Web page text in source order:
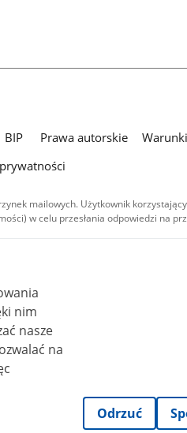
BIP Prawa autorskie
mailowych. Użytkownik
w celu przesłania odpowiedzi na
treści audiowizualnych), są
autorstwa - na tych samych
w tym zdjęcia, materiały audio i wideo,
autorstwa użycie niekomercyjne -
jest to stwierdzone inaczej.
nasze
Odrzuć